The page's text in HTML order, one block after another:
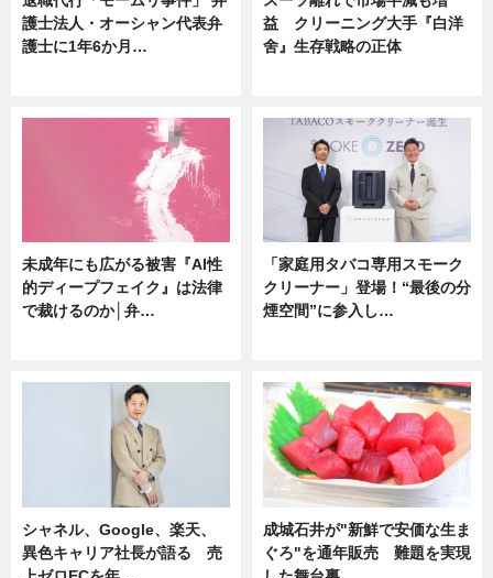
護士法人・オーシャン代表弁
護士に1年6か月…
益 クリーニング大手『白洋
舍』生存戦略の正体
未成年にも広がる被害『AI性
的ディープフェイク』は法律
で裁けるのか│弁…
「家庭用タバコ専用スモーク
クリーナー」登場！“最後の分
煙空間”に参入し…
シャネル、Google、楽天、
異色キャリア社長が語る 売
成城石井が"新鮮で安価な生ま
ぐろ"を通年販売 難題を実現